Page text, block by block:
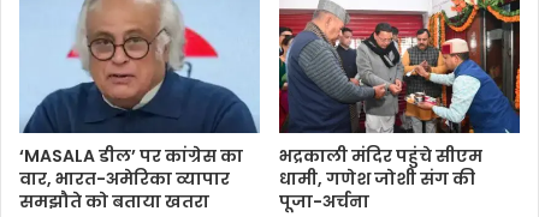
‘MASALA डील’ पर कांग्रेस का
वार, भारत-अमेरिका व्यापार
समझौते को बताया खतरा
भद्रकाली मंदिर पहुंचे सीएम
धामी, गणेश जोशी संग की
पूजा-अर्चना